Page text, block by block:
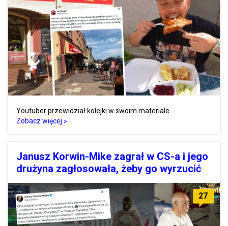
Youtuber przewidział kolejki w swoim materiale.
Zobacz więcej »
Janusz Korwin-Mike zagrał w CS-a i jego
drużyna zagłosowała, żeby go wyrzucić
27